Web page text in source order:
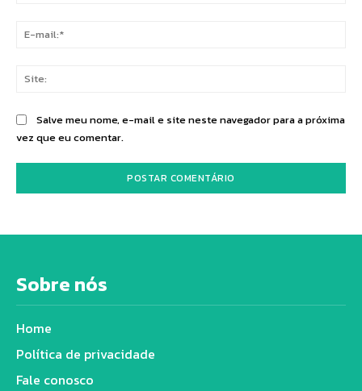
Salve meu nome, e-mail e site neste navegador para a próxima
vez que eu comentar.
Sobre nós
Home
Política de privacidade
Fale conosco